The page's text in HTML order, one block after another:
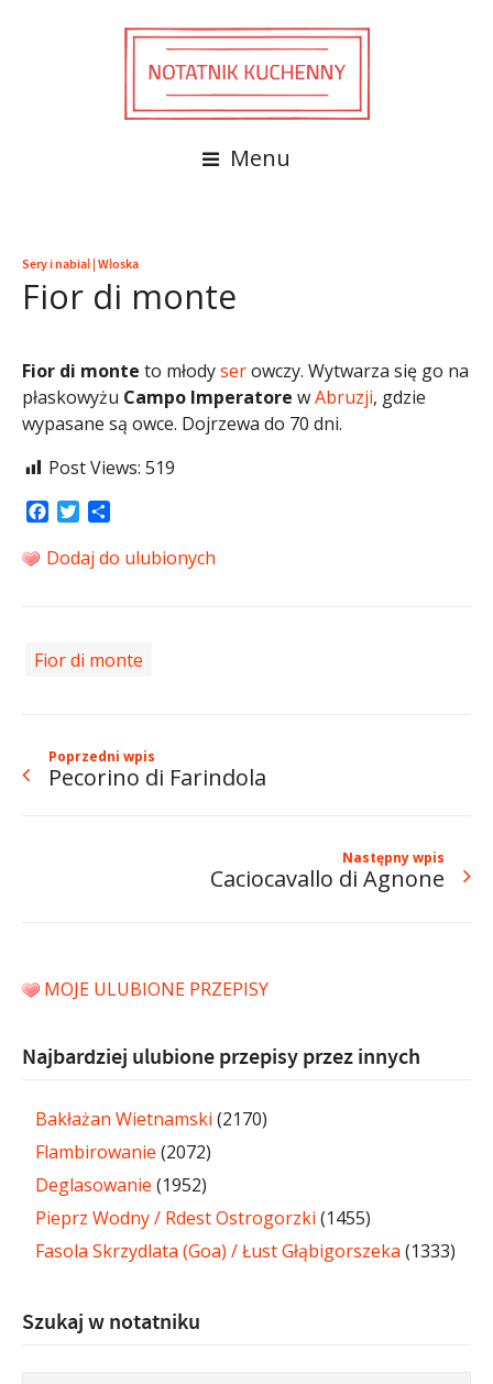
Menu
Sery i nabiał|Włoska
Fior di monte
Fior di monte to młodyserowczy. Wytwarza się go na
płaskowyżu Campo Imperatore wAbruzji, gdzie
wypasane są owce. Dojrzewa do 70 dni.
Post Views: 519
Facebook
Twitter
Dodaj do ulubionych
Fior di monte
Poprzedni wpis
Pecorino di Farindola
Następny wpis
Caciocavallo di Agnone
MOJE ULUBIONE PRZEPISY
Najbardziej ulubione przepisy przez innych
Bakłażan Wietnamski (2170)
Flambirowanie (2072)
Deglasowanie (1952)
Pieprz Wodny / Rdest Ostrogorzki (1455)
Fasola Skrzydlata (Goa) / Łust Głąbigorszeka (1333)
Szukaj w notatniku